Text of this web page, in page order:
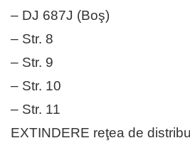
– DJ 687J (Boş)
– Str. 8
– Str. 9
– Str. 10
– Str. 11
EXTINDERE reţea de